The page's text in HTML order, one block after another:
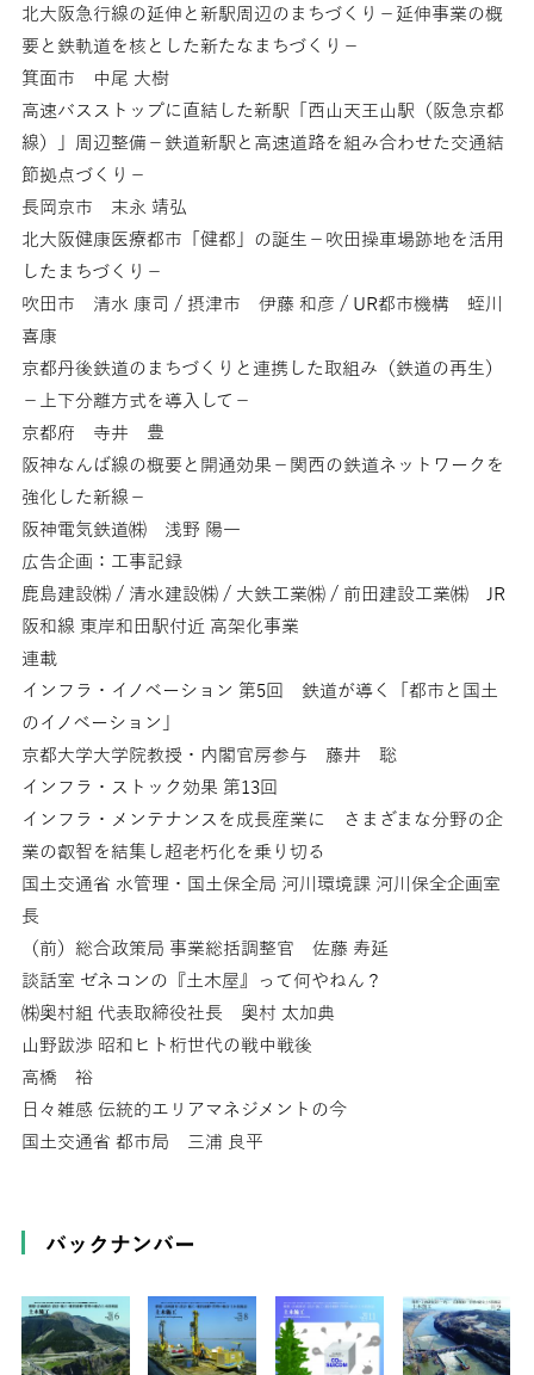
北大阪急行線の延伸と新駅周辺のまちづくり－延伸事業の概
要と鉄軌道を核とした新たなまちづくり－
箕面市 中尾 大樹
高速バスストップに直結した新駅「西山天王山駅（阪急京都
線）」周辺整備－鉄道新駅と高速道路を組み合わせた交通結
節拠点づくり－
長岡京市 末永 靖弘
北大阪健康医療都市「健都」の誕生－吹田操車場跡地を活用
したまちづくり－
吹田市 清水 康司 / 摂津市 伊藤 和彦 / UR都市機構 蛭川
喜康
京都丹後鉄道のまちづくりと連携した取組み（鉄道の再生）
－上下分離方式を導入して－
京都府 寺井 豊
阪神なんば線の概要と開通効果－関西の鉄道ネットワークを
強化した新線－
阪神電気鉄道㈱ 浅野 陽一
広告企画：工事記録
鹿島建設㈱ / 清水建設㈱ / 大鉄工業㈱ / 前田建設工業㈱ JR
阪和線 東岸和田駅付近 高架化事業
連載
インフラ・イノベーション 第5回 鉄道が導く「都市と国土
のイノベーション」
京都大学大学院教授・内閣官房参与 藤井 聡
インフラ・ストック効果 第13回
インフラ・メンテナンスを成長産業に さまざまな分野の企
業の叡智を結集し超老朽化を乗り切る
国土交通省 水管理・国土保全局 河川環境課 河川保全企画室
長
（前）総合政策局 事業総括調整官 佐藤 寿延
談話室 ゼネコンの『土木屋』って何やねん？
㈱奥村組 代表取締役社長 奥村 太加典
山野跋渉 昭和ヒト桁世代の戦中戦後
高橋 裕
日々雑感 伝統的エリアマネジメントの今
国土交通省 都市局 三浦 良平
バックナンバー